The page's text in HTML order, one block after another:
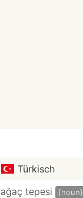
Türkisch
ağaç tepesi {noun}